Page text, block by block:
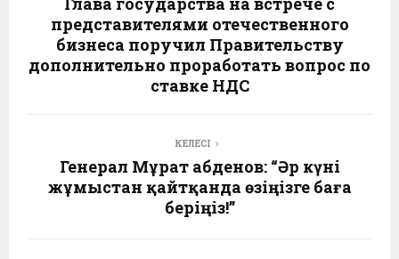
представителями отечественного
бизнеса поручил Правительству
дополнительно проработать вопрос по
ставке НДС
КЕЛЕСІ
Генерал Мұрат Қабденов: “Әр күні
жұмыстан қайтқанда өзіңізге баға
беріңіз!”